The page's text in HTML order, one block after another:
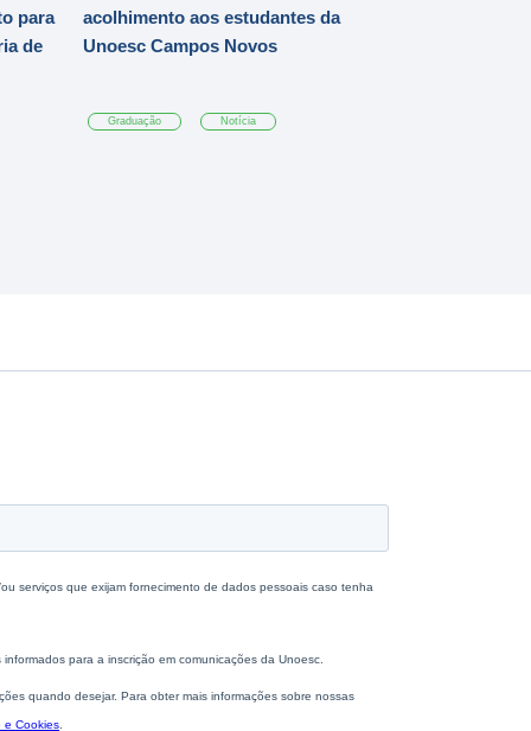
para
de
acolhimento aos estudantes da
Unoesc Campos Novos
Graduação Notícia